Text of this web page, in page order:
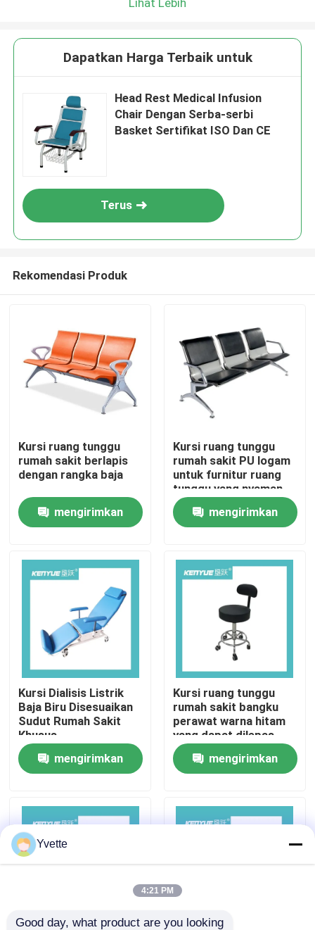
Rumah
Tentang Kami
Tur Pabrik
Kontrol Kualitas
Hubungi Kami
Kasus
Aksesori Meja Kebidanan
Dapatkan Harga Terbaik untuk
Head Rest Medical Infusion
Chair Dengan Serba-serbi
Basket Sertifikat ISO Dan CE
Terus
Rekomendasi Produk
Kursi ruang tunggu
rumah sakit berlapis
dengan rangka baja
mengirimkan
Kursi ruang tunggu
rumah sakit PU logam
untuk furnitur ruang
tunggu yang nyaman
mengirimkan
Kursi Dialisis Listrik
Baja Biru Disesuaikan
Sudut Rumah Sakit
Khusus
mengirimkan
Kursi ruang tunggu
rumah sakit bangku
perawat warna hitam
yang dapat dilepas
mengirimkan
Yvette
4:21 PM
Good day, what product are you looking